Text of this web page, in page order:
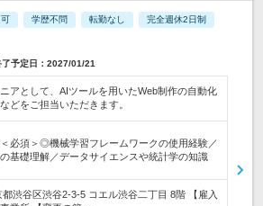
学歴不問 転勤なし 完全週休2日制
予定日：2027/01/21
アとして、AIツールを用いたWeb制作の自動化
どをご担当いただきます。
必須＞◎機械学習フレームワークの使用経験／
基礎理解／データサイエンスや統計学の知識
都渋谷区渋谷2-3-5 コエル渋谷二丁目 8階 【雇入